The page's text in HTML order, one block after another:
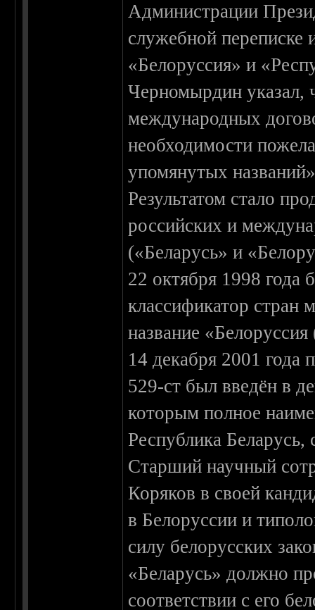
Администрации
служебной переписке
«Белоруссия» и
Черномырдин указал,
международных
необходимости
упомянутых
Результатом стало
российских и
(«Беларусь» и
22 октября 1998 года
классификатор
название
14 декабря 2001 года
529-ст был введён в
которым полное
Республика
Старший научный
Коряков в своей
в Белоруссии и
силу белорусских
«Беларусь» должно
соответствии с его